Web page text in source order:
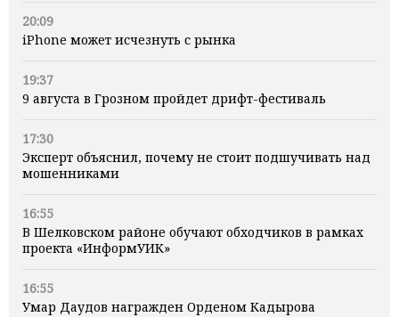
20:09
iPhone может исчезнуть с рынка
19:37
9 августа в Грозном пройдет дрифт-фестиваль
17:30
Эксперт объяснил, почему не стоит подшучивать над
мошенниками
16:55
В Шелковском районе обучают обходчиков в рамках
проекта «ИнформУИК»
16:55
Умар Даудов награжден Орденом Кадырова